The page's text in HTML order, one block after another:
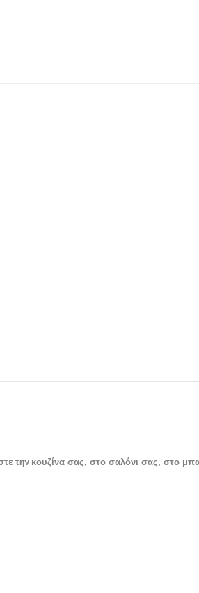
την κουζίνα σας, στο σαλόνι σας, στο